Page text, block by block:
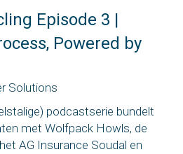
Episode 3 |
Powered by
Solutions
podcastserie bundelt
met Wolfpack Howls, de
AG Insurance Soudal en